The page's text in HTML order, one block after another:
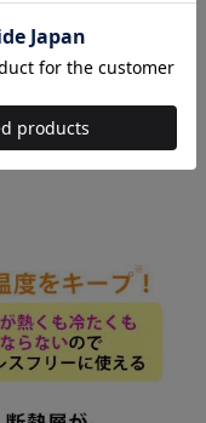
ビューから、
介まで、